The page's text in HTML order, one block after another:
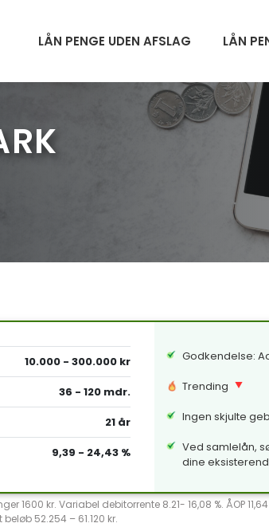
LÅN PENGE UDEN AFSLAG LÅN
10.000 - 300.000 kr
36 - 120 mdr.
21 år
9,39 - 24,43 %
Godkendelse:
Trending
Ingen skjulte
Ved samlelån,
dine
1600 kr. Variabel debitorrente 8.21- 16,08 %. ÅOP
52.254 – 61.120 kr.